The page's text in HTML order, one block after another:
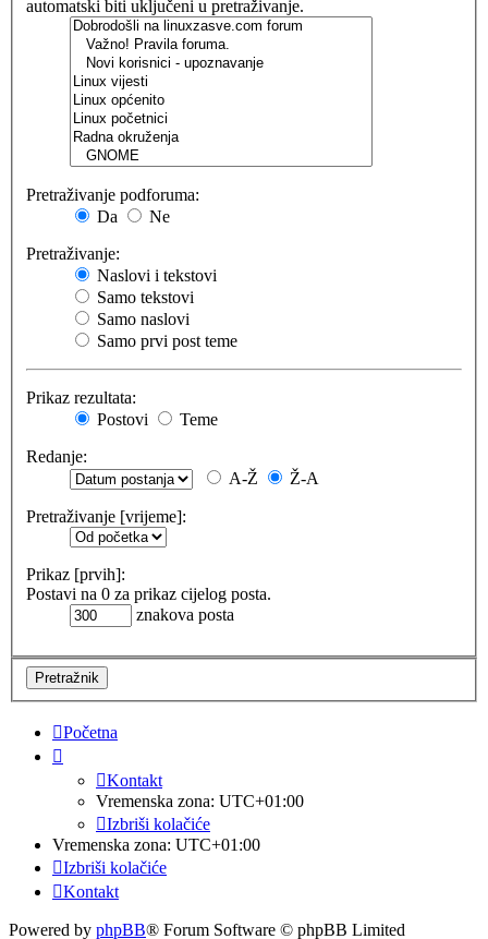
automatski biti uključeni u pretraživanje.
Pretraživanje podforuma:
Da
Ne
Pretraživanje:
Naslovi i tekstovi
Samo tekstovi
Samo naslovi
Samo prvi post teme
Prikaz rezultata:
Postovi
Teme
Redanje:
A-Ž
Ž-A
Pretraživanje [vrijeme]:
Prikaz [prvih]:
Postavi na 0 za prikaz cijelog posta.
znakova posta
Početna
Kontakt
Vremenska zona: UTC+01:00
Izbriši kolačiće
Vremenska zona: UTC+01:00
Izbriši kolačiće
Kontakt
Powered by phpBB® Forum Software © phpBB Limited